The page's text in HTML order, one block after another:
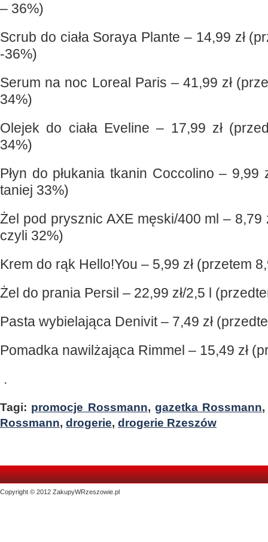
– 36%)
Scrub do ciała Soraya Plante – 14,99 zł
-36%)
Serum na noc Loreal Paris – 41,99 zł
34%)
Olejek do ciała Eveline – 17,99 zł
34%)
Płyn do płukania tkanin Coccolino – 9,99
taniej 33%)
Żel pod prysznic AXE męski/400 ml – 8,79
czyli 32%)
Krem do rąk Hello!You – 5,99 zł (przetem
Żel do prania Persil – 22,99 zł/2,5 l
Pasta wybielająca Denivit – 7,49 zł
Pomadka nawilżająca Rimmel – 15,49 zł
.
Tagi: promocje Rossmann,gazetka Rossmann
Rossmann, drogerie, drogerie Rzeszów
Copyright © 2012 ZakupyWRzeszowie.pl